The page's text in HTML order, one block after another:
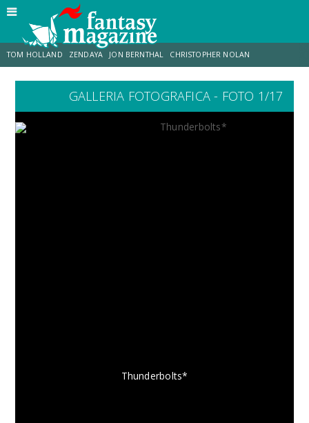
TOM HOLLAND ZENDAYA JON BERNTHAL CHRISTOPHER NOLAN
LUCCA COMICS & GAMES ODISSEA MARK RUFFALO
GALLERIA FOTOGRAFICA - FOTO 1/17
Thunderbolts*